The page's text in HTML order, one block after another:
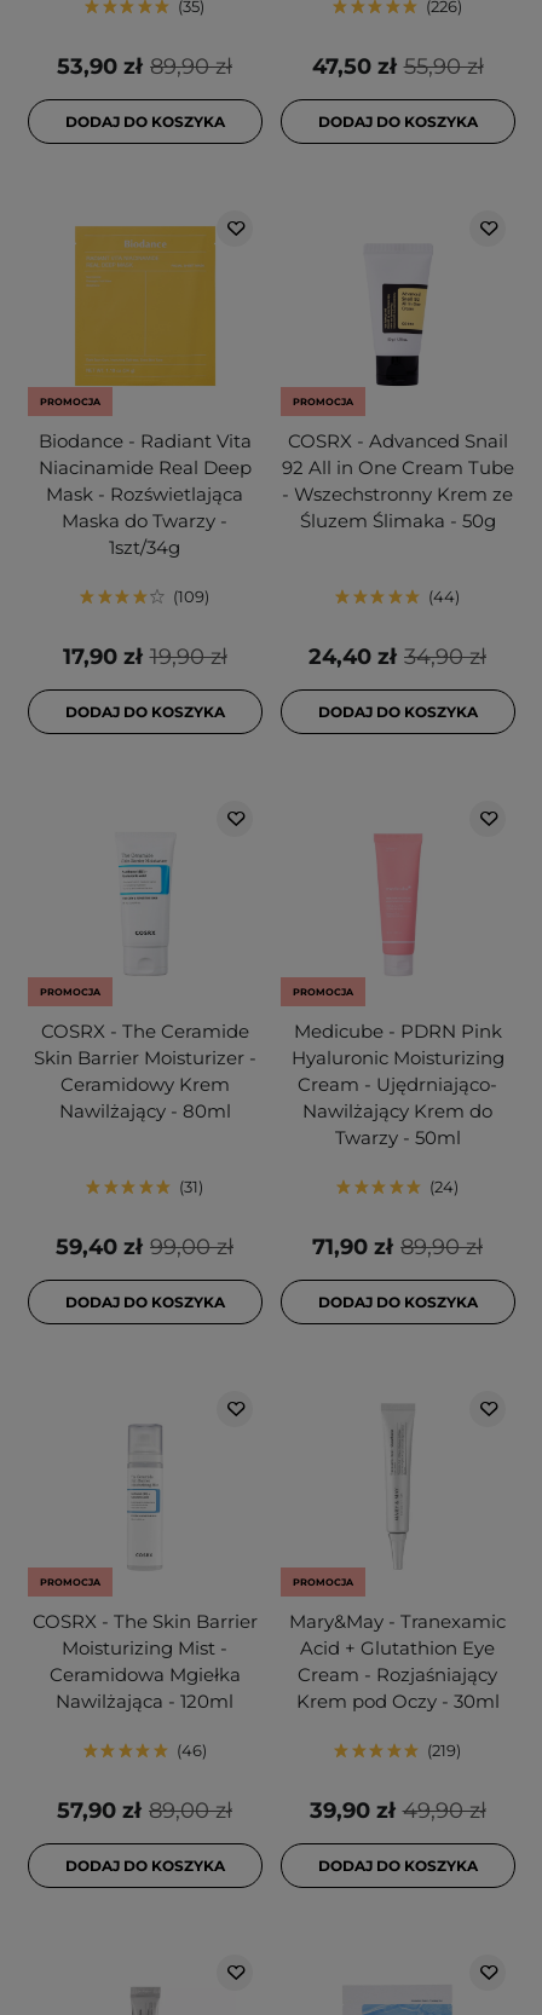
35
89,90 zł
53,90 zł
DODAJ DO KOSZYKA
226
55,90 zł
47,50 zł
DODAJ DO KOSZYKA
PROMOCJA
Biodance - Radiant Vita
Niacinamide Real Deep
Mask - Rozświetlająca
Maska do Twarzy -
1szt/34g
109
19,90 zł
17,90 zł
DODAJ DO KOSZYKA
PROMOCJA
COSRX - Advanced Snail
92 All in One Cream Tube
- Wszechstronny Krem ze
Śluzem Ślimaka - 50g
44
34,90 zł
24,40 zł
DODAJ DO KOSZYKA
PROMOCJA
COSRX - The Ceramide
Skin Barrier Moisturizer -
Ceramidowy Krem
Nawilżający - 80ml
31
99,00 zł
59,40 zł
DODAJ DO KOSZYKA
PROMOCJA
Medicube - PDRN Pink
Hyaluronic Moisturizing
Cream - Ujędrniająco-
Nawilżający Krem do
Twarzy - 50ml
24
89,90 zł
71,90 zł
DODAJ DO KOSZYKA
PROMOCJA
COSRX - The Skin Barrier
Moisturizing Mist -
Ceramidowa Mgiełka
Nawilżająca - 120ml
46
89,00 zł
57,90 zł
DODAJ DO KOSZYKA
PROMOCJA
Mary&May - Tranexamic
Acid + Glutathion Eye
Cream - Rozjaśniający
Krem pod Oczy - 30ml
219
49,90 zł
39,90 zł
DODAJ DO KOSZYKA